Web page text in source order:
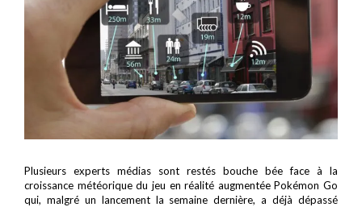
Plusieurs experts médias sont restés bouche bée face à la
croissance météorique du jeu en réalité augmentée Pokémon Go
qui, malgré un lancement la semaine dernière, a déjà dépassé